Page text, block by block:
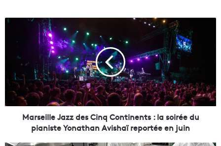
M
e
Marseille Jazz des Cinq Continents : la soirée du
pianiste Yonathan Avishaï reportée en juin